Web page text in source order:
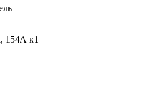
154А к1